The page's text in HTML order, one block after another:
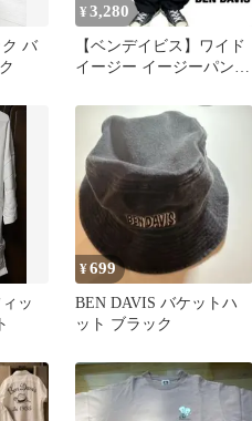
バ
¥ 3,280
【ベンデイビス】ワイド
イージー イージーパンツ
L
ッ
¥699
BEN DAVIS バケットハ
ット ブラック